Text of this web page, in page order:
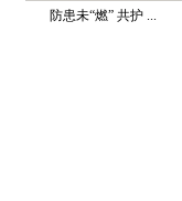
防患未“燃” 共护 ...